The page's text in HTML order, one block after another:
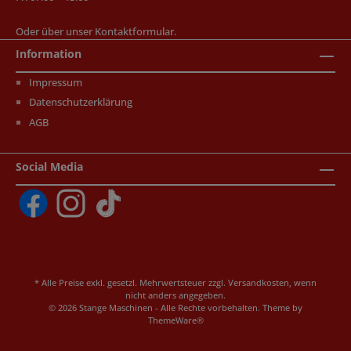
Oder über unser Kontaktformular.
Information
Impressum
Datenschutzerklärung
AGB
Social Media
* Alle Preise exkl. gesetzl. Mehrwertsteuer zzgl. Versandkosten, wenn
nicht anders angegeben.
© 2026 Stange Maschinen - Alle Rechte vorbehalten. Theme by
ThemeWare®